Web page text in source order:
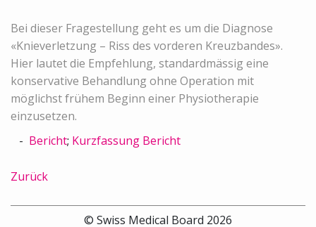
Bei dieser Fragestellung geht es um die Diagnose
«Knieverletzung – Riss des vorderen Kreuzbandes».
Hier lautet die Empfehlung, standardmässig eine
konservative Behandlung ohne Operation mit
möglichst frühem Beginn einer Physiotherapie
einzusetzen.
Bericht; Kurzfassung Bericht
Zurück
© Swiss Medical Board 2026